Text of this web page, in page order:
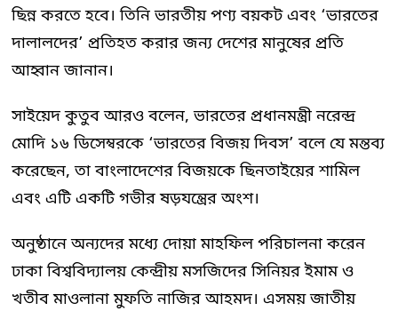
ছিন্ন করতে হবে। তিনি ভারতীয় পণ্য বয়কট এবং ‘ভারতের
দালালদের’ প্রতিহত করার জন্য দেশের মানুষের প্রতি
আহ্বান জানান।
সাইয়েদ কুতুব আরও বলেন, ভারতের প্রধানমন্ত্রী নরেন্দ্র
মোদি ১৬ ডিসেম্বরকে ‘ভারতের বিজয় দিবস’ বলে যে মন্তব্য
করেছেন, তা বাংলাদেশের বিজয়কে ছিনতাইয়ের শামিল
এবং এটি একটি গভীর ষড়যন্ত্রের অংশ।
অনুষ্ঠানে অন্যদের মধ্যে দোয়া মাহফিল পরিচালনা করেন
ঢাকা বিশ্ববিদ্যালয় কেন্দ্রীয় মসজিদের সিনিয়র ইমাম ও
খতীব মাওলানা মুফতি নাজির আহমদ। এসময় জাতীয়